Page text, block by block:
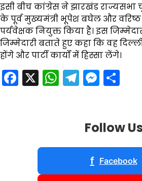
इसी बीच कांग्रेस ने झारखंड
के पूर्व मुख्यमंत्री भूपेश बघेल और
पर्यवेक्षक नियुक्त किया है। इस
जिम्मेदारी बताते हुए कहा कि वह
होंगे और पार्टी कार्यों में हिस्सा लेंगे।
Facebook
X WhatsApp
Follow Us
f Facebook